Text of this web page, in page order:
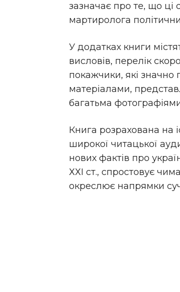
зазначає про те, що ці
мартиролога
У додатках книги
висловів, перелік
покажчики, які значно
матеріалами,
багатьма
Книга розрахована на
широкої читацької
нових фактів про
ХХІ ст., спростовує
окреслює напрямки